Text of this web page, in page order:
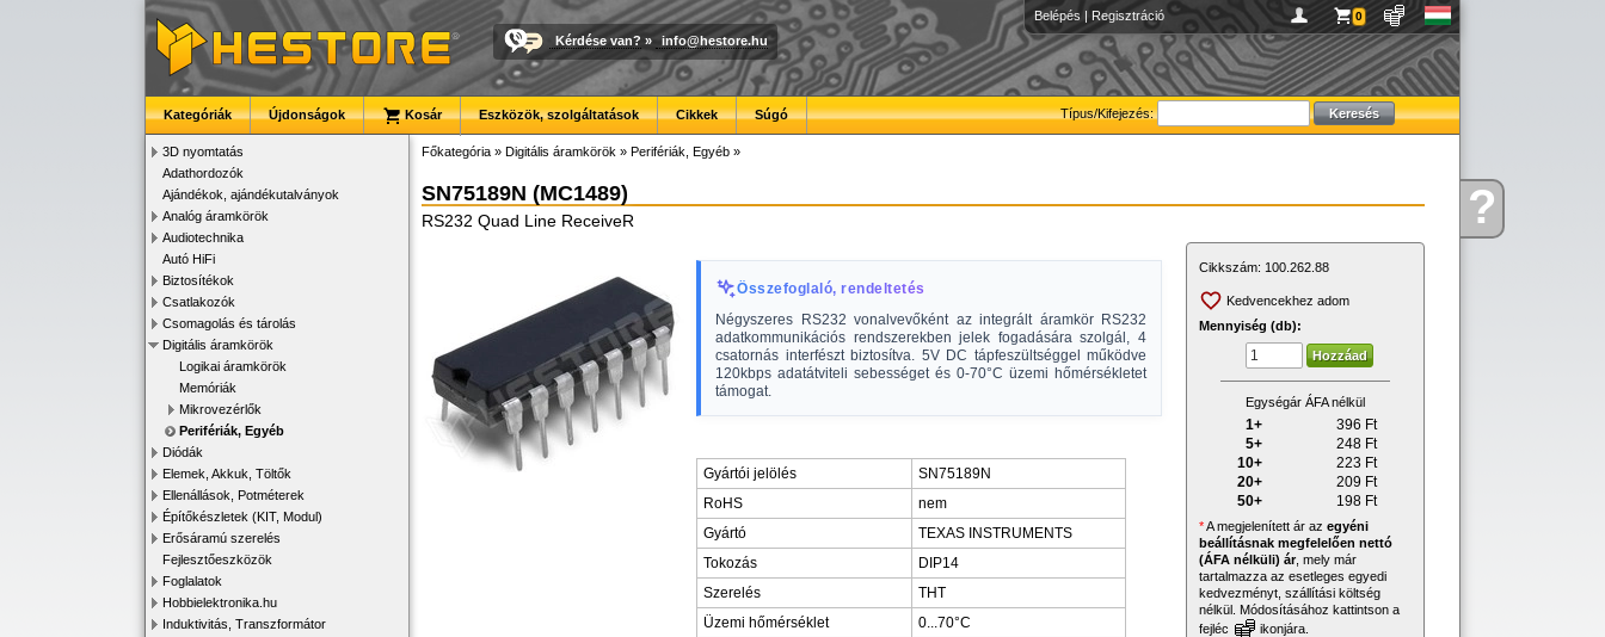
Kérdése?
Belépés | Regisztráció 0
Kérdése van? » info@hestore.hu
Típus/Kifejezés:
Kategóriák Újdonságok Kosár Eszközök, szolgáltatások Cikkek Súgó
3D nyomtatás
Adathordozók
Ajándékok, ajándékutalványok
Analóg áramkörök
Audiotechnika
Autó HiFi
Biztosítékok
Csatlakozók
Csomagolás és tárolás
Digitális áramkörök
Logikai áramkörök
Memóriák
Mikrovezérlők
Perifériák, Egyéb
Diódák
Elemek, Akkuk, Töltők
Ellenállások, Potméterek
Építőkészletek (KIT, Modul)
Erősáramú szerelés
Fejlesztőeszközök
Foglalatok
Hobbielektronika.hu
Induktivitás, Transzformátor
Főkategória » Digitális áramkörök » Perifériák, Egyéb »
SN75189N (MC1489)
RS232 Quad Line ReceiveR
Összefoglaló, rendeltetés
Négyszeres RS232 vonalvevőként az integrált áramkör RS232
adatkommunikációs rendszerekben jelek fogadására szolgál, 4
csatornás interfészt biztosítva. 5V DC tápfeszültséggel működve
120kbps adatátviteli sebességet és 0-70°C üzemi hőmérsékletet
támogat.
Gyártói jelölés
SN75189N
RoHS
nem
Gyártó
TEXAS INSTRUMENTS
Tokozás
DIP14
Szerelés
THT
Üzemi hőmérséklet
0...70°C
Cikkszám: 100.262.88
Kedvencekhez adom
Mennyiség (db):
Egységár ÁFA nélkül
1+ 396 Ft
5+
248 Ft
10+
223 Ft
20+
209 Ft
50+
198 Ft
*A megjelenített ár az egyéni
beállításnak megfelelően nettó
(ÁFA nélküli) ár, mely már
tartalmazza az esetleges egyedi
kedvezményt, szállítási költség
nélkül. Módosításához kattintson a
fejléc
ikonjára.